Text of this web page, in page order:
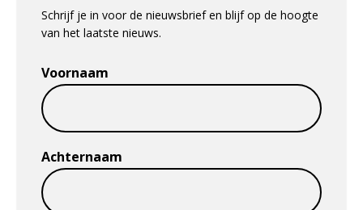
Schrijf je in voor de nieuwsbrief en blijf op de hoogte
van het laatste nieuws.
Voornaam
Achternaam